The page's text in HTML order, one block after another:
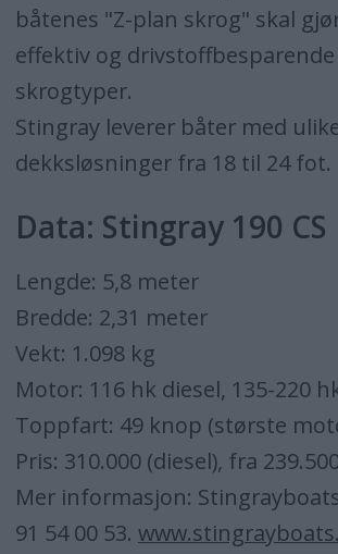
båtenes "Z-plan skrog" skal
effektiv og
skrogtyper.
Stingray leverer båter med
dekksløsninger fra 18 til 24 fot.
Data: Stingray 190 CS
Lengde: 5,8 meter
Bredde: 2,31 meter
Vekt: 1.098 kg
Motor: 116 hk diesel, 135-220
Toppfart: 49 knop (største
Pris: 310.000 (diesel), fra
Mer informasjon:
91 54 00 53.